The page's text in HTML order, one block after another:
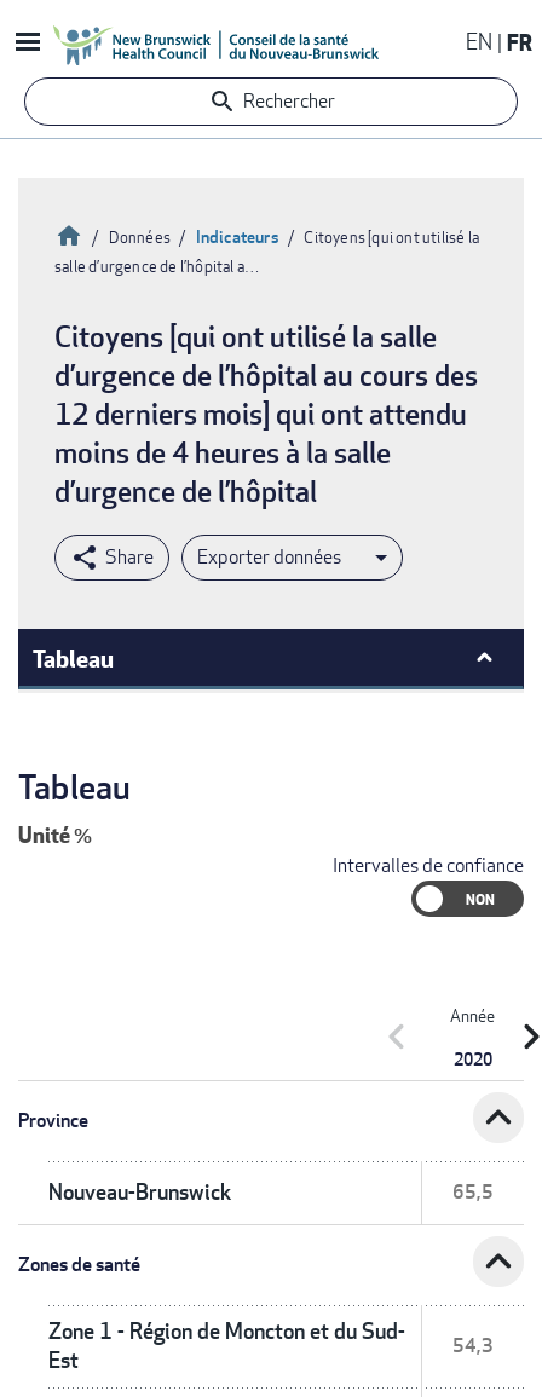
au
contenu
principal
EN FR
Rechercher
d'Ariane
Accueil
Données Indicateurs
Citoyens [qui ont utilisé la
salle d’urgence de l’hôpital a…
Citoyens [qui ont utilisé la salle
d’urgence de l’hôpital au cours des
12 derniers mois] qui ont attendu
moins de 4 heures à la salle
d’urgence de l’hôpital
Exporter données
Tableau
Tableau
Unité%
Intervalles de confiance
Année
2020
chevron_left
Province expand_less
Nouveau-Brunswick 65,5
Zones de santé expand_less
Zone 1 - Région de Moncton et du Sud-
Est
54,3